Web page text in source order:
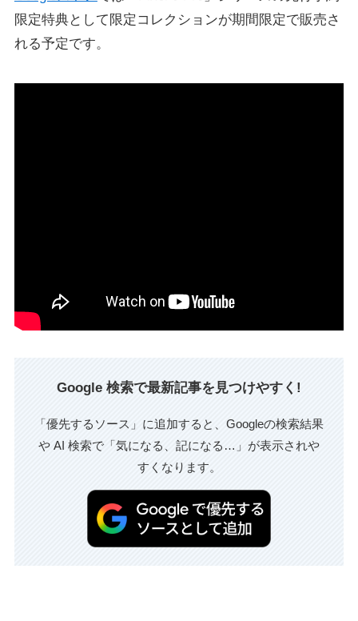
限定特典として限定コレクションが期間限定で販売さ
れる予定です。
Google 検索で最新記事を見つけやすく!
「優先するソース」に追加すると、Googleの検索結果
や AI 検索で「気になる、記になる…」が表示されや
すくなります。